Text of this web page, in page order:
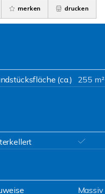
merken drucken
(ca.)
255 m²
Massiv